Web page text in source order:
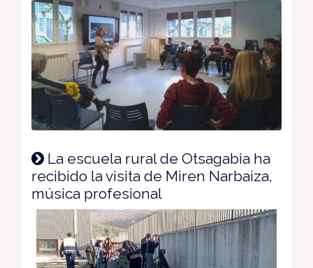
La escuela rural de Otsagabia ha
recibido la visita de Miren Narbaiza,
música profesional